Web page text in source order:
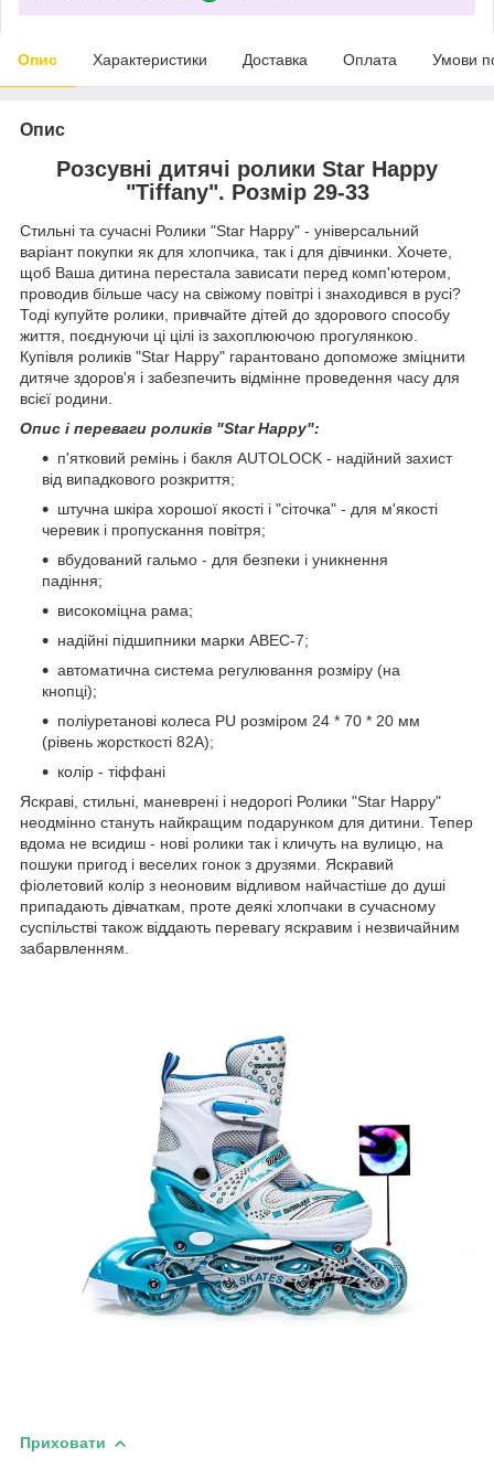
Опис Характеристики Доставка Оплата Умови
Опис
Розсувні дитячі ролики Star Happy
"Tiffany". Розмір 29-33
Стильні та сучасні Ролики "Star Happy" - універсальний
варіант покупки як для хлопчика, так і для дівчинки. Хочете,
щоб Ваша дитина перестала зависати перед комп'ютером,
проводив більше часу на свіжому повітрі і знаходився в русі?
Тоді купуйте ролики, привчайте дітей до здорового способу
життя, поєднуючи ці цілі із захоплюючою прогулянкою.
Купівля роликів "Star Happy" гарантовано допоможе зміцнити
дитяче здоров'я і забезпечить відмінне проведення часу для
всієї родини.
Опис і переваги роликів "Star Happy":
п'ятковий ремінь і бакля AUTОLOCK - надійний захист
від випадкового розкриття;
штучна шкіра хорошої якості і "сіточка" - для м'якості
черевик і пропускання повітря;
вбудований гальмо - для безпеки і уникнення
падіння;
високоміцна рама;
надійні підшипники марки ABEC-7;
автоматична система регулювання розміру (на
кнопці);
поліуретанові колеса PU розміром 24 * 70 * 20 мм
(рівень жорсткості 82А);
колір - тіффані
Яскраві, стильні, маневрені і недорогі Ролики "Star Happy"
неодмінно стануть найкращим подарунком для дитини. Тепер
вдома не всидиш - нові ролики так і кличуть на вулицю, на
пошуки пригод і веселих гонок з друзями. Яскравий
фіолетовий колір з неоновим відливом найчастіше до душі
припадають дівчаткам, проте деякі хлопчаки в сучасному
суспільстві також віддають перевагу яскравим і незвичайним
забарвленням.
Приховати